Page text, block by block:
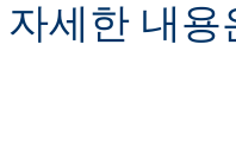
자세한 내